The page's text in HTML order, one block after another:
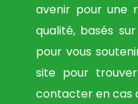
avenir pour une
qualité, basés
pour vous
site pour
contacter en cas